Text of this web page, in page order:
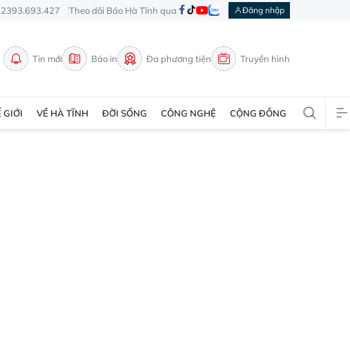
Theo dõi Báo Hà Tĩnh qua Đăng nhập
Tin mới Báo in Đa phương tiện Truyền hình
GIỚI VỀ HÀ TĨNH ĐỜI SỐNG CÔNG NGHỆ CỘNG ĐỒNG